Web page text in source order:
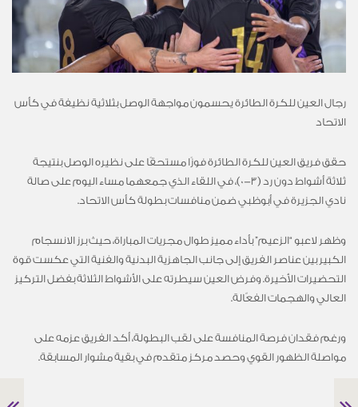
رجال العين للكرة الطائرة يحسمون مواجهة الوصل بثلاثية نظيفة في كأس
الاتحاد
حقق فريق العين للكرة الطائرة فوزًا مستحقًا على نظيره الوصل بنتيجة
ثلاثة أشواط دون رد (3-0)، في اللقاء الذي جمعهما مساء اليوم على صالة
نادي الجزيرة في أبوظبي ضمن منافسات بطولة كأس الاتحاد.
وظهر لاعبو “الزعيم” بأداء مميز طوال مجريات المباراة، حيث برز الانسجام
الكبير بين عناصر الفريق إلى جانب الجاهزية البدنية والفنية التي عكست قوة
التحضيرات الأخيرة. وفرض العين سيطرته على الأشواط الثلاثة بفضل التركيز
العالي والهجمات الفعّالة.
ورغم فقدان فرصة المنافسة على لقب البطولة، أكد الفريق عزمه على
مواصلة الظهور القوي وحصد مركز متقدم في بقية مشوار المسابقة.